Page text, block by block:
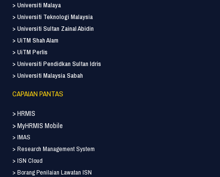
> Universiti Malaya
> Universiti Teknologi Malaysia
> Universiti Sultan Zainal Abidin
> UiTM Shah Alam
> UiTM Perlis
> Universiti Pendidkan Sultan Idris
> Universiti Malaysia Sabah
CAPAIAN PANTAS
> HRMIS
> MyHRMIS Mobile
> IMAS
> Research Management System
> ISN Cloud
> Borang Penilaian Lawatan ISN